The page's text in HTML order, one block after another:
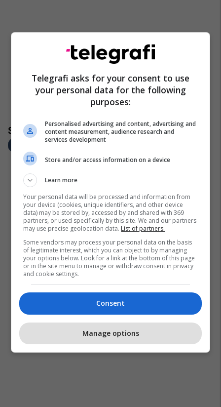
Telegrafi asks for your consent to use
your personal data for the following
purposes:
Personalised advertising and content, advertising and
content measurement, audience research and
services development
Store and/or access information on a device
Learn more
Your personal data will be processed and information from
your device (cookies, unique identifiers, and other device
data) may be stored by, accessed by and shared with 369
partners, or used specifically by this site. We and our partners
may use precise geolocation data. List of partners.
Some vendors may process your personal data on the basis
of legitimate interest, which you can object to by managing
your options below. Look for a link at the bottom of this page
or in the site menu to manage or withdraw consent in privacy
and cookie settings.
Consent
Manage options